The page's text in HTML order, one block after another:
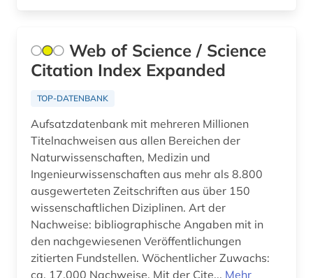
dokumentenserver (5)
dokumentlieferung (1)
drehflügelflugzeug (1)
drittes reich (1)
drogenmissbrauch (1)
druckindustrie (1)
Web of Science / Science
Citation Index Expanded
TOP-DATENBANK
Aufsatzdatenbank mit mehreren Millionen
Titelnachweisen aus allen Bereichen der
Naturwissenschaften, Medizin und
Ingenieurwissenschaften aus mehr als 8.800
ausgewerteten Zeitschriften aus über 150
wissenschaftlichen Diziplinen. Art der
Nachweise: bibliographische Angaben mit in
den nachgewiesenen Veröffentlichungen
zitierten Fundstellen. Wöchentlicher Zuwachs:
ca. 17.000 Nachweise. Mit der Cite... Mehr